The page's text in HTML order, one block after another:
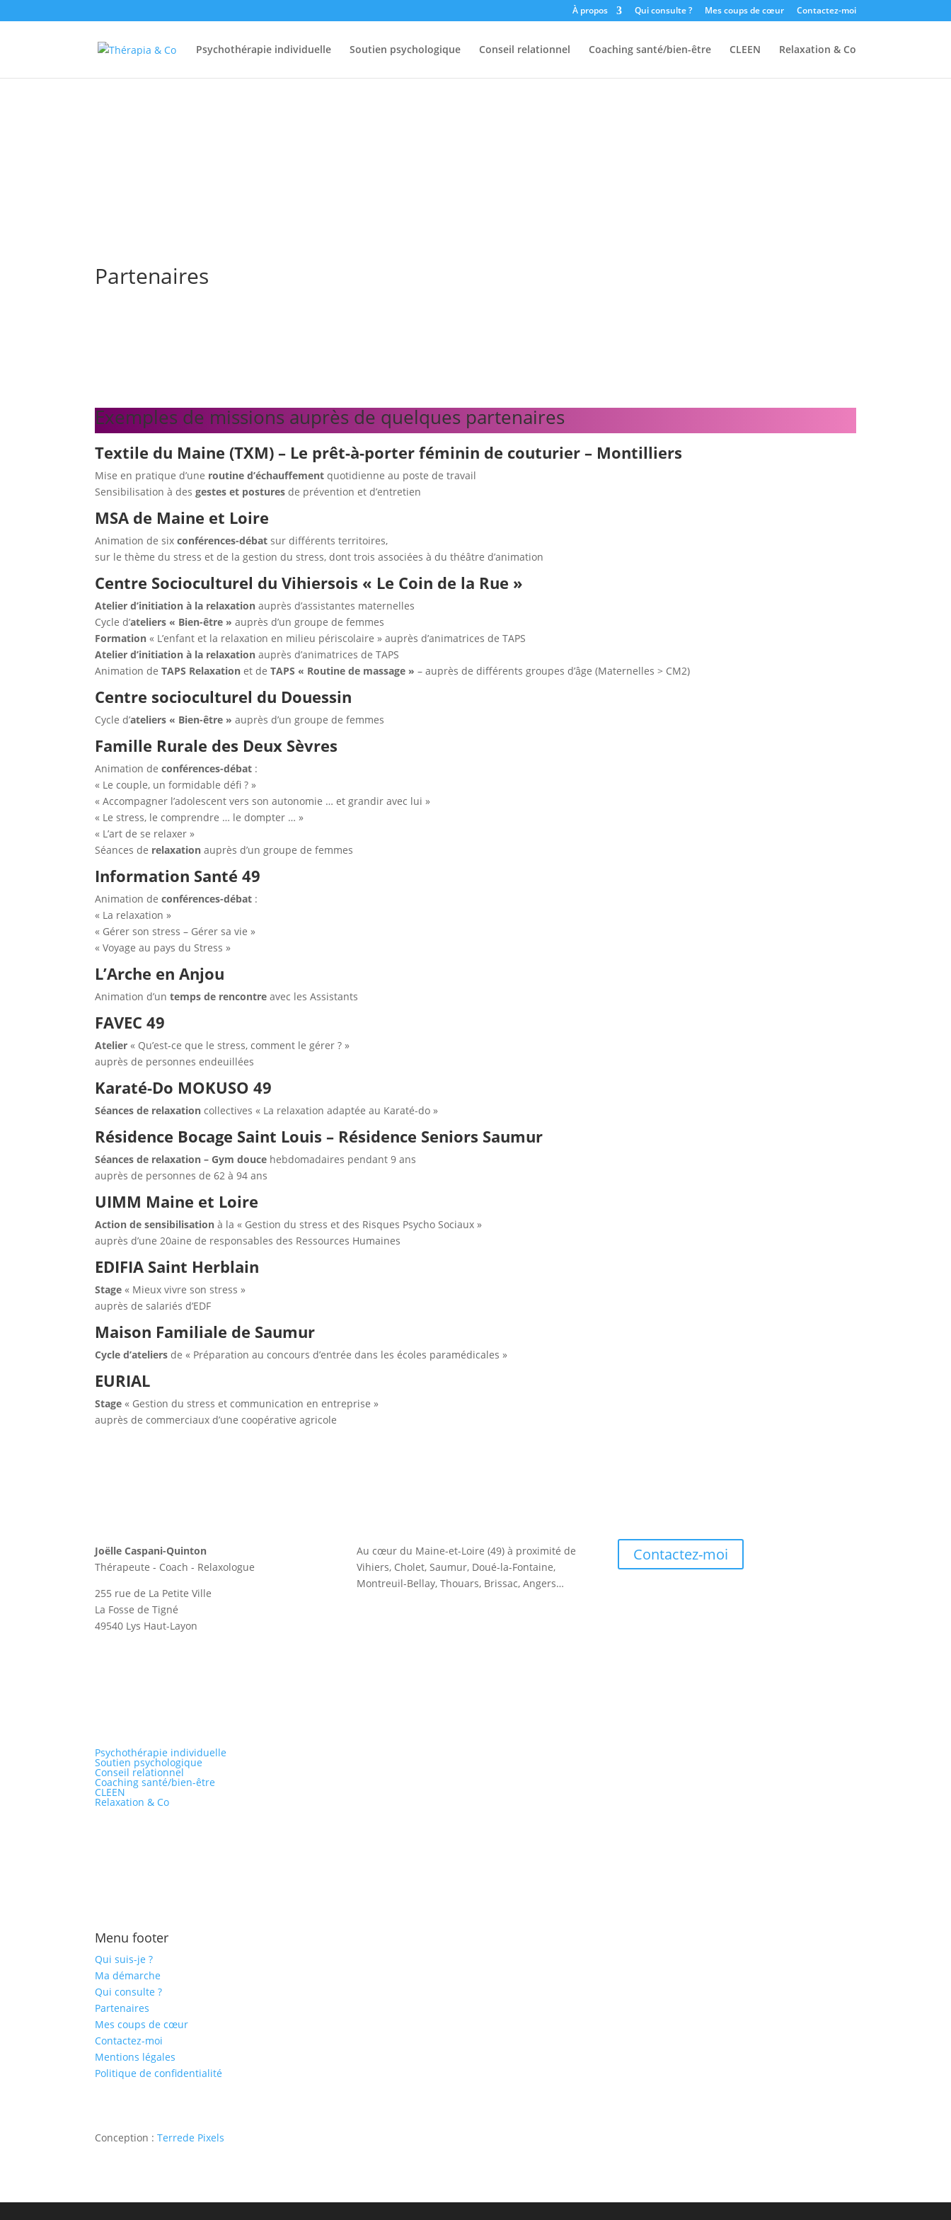
À propos Qui consulte ? Mes coups de cœur Contactez-moi
Psychothérapie individuelle Soutien psychologique Conseil relationnel Coaching santé/bien-être CLEEN Relaxation & Co
Partenaires
Exemples de missions auprès de quelques partenaires
Textile du Maine (TXM) – Le prêt-à-porter féminin de couturier – Montilliers
Mise en pratique d’une routine d’échauffement quotidienne au poste de travail
Sensibilisation à des gestes et postures de prévention et d’entretien
MSA de Maine et Loire
Animation de sixconférences-débat sur différents territoires,
sur le thème du stress et de la gestion du stress, dont trois associées à du théâtre d’animation
Centre Socioculturel du Vihiersois « Le Coin de la Rue »
Atelier d’initiation à la relaxation auprès d’assistantes maternelles
Cycle d’ateliers « Bien-être » auprès d’un groupe de femmes
Formation « L’enfant et la relaxation en milieu périscolaire » auprès d’animatrices de TAPS
Atelier d’initiation à la relaxation auprès d’animatrices de TAPS
Animation deTAPS Relaxation et deTAPS « Routine de massage » – auprès de différents groupes d’âge (Maternelles > CM2)
Centre socioculturel du Douessin
Cycle d’ateliers « Bien-être » auprès d’un groupe de femmes
Famille Rurale des Deux Sèvres
Animation deconférences-débat :
« Le couple, un formidable défi ? »
« Accompagner l’adolescent vers son autonomie … et grandir avec lui »
« Le stress, le comprendre … le dompter … »
« L’art de se relaxer »
Séances de relaxation auprès d’un groupe de femmes
Information Santé 49
Animation deconférences-débat :
« La relaxation »
« Gérer son stress – Gérer sa vie »
« Voyage au pays du Stress »
L’Arche en Anjou
Animation d’untemps de rencontre avec les Assistants
FAVEC 49
Atelier « Qu’est-ce que le stress, comment le gérer ? »
auprès de personnes endeuillées
Karaté-Do MOKUSO 49
Séances de relaxation collectives « La relaxation adaptée au Karaté-do »
Résidence Bocage Saint Louis – Résidence Seniors Saumur
Séances de relaxation – Gym douce hebdomadaires pendant 9 ans
auprès de personnes de 62 à 94 ans
UIMM Maine et Loire
Action de sensibilisation à la « Gestion du stress et des Risques Psycho Sociaux »
auprès d’une 20aine de responsables des Ressources Humaines
EDIFIA Saint Herblain
Stage « Mieux vivre son stress »
auprès de salariés d’EDF
Maison Familiale de Saumur
Cycle d’ateliers de « Préparation au concours d’entrée dans les écoles paramédicales »
EURIAL
Stage « Gestion du stress et communication en entreprise »
auprès de commerciaux d’une coopérative agricole
Joëlle Caspani-Quinton
Thérapeute - Coach - Relaxologue
255 rue de La Petite Ville
La Fosse de Tigné
49540 Lys Haut-Layon
Au cœur du Maine-et-Loire (49) à proximité de
Vihiers, Cholet, Saumur, Doué-la-Fontaine,
Montreuil-Bellay, Thouars, Brissac, Angers…
Contactez-moi
Psychothérapie individuelle
Soutien psychologique
Conseil relationnel
Coaching santé/bien-être
CLEEN
Relaxation & Co
Menu footer
Qui suis-je ?
Ma démarche
Qui consulte ?
Partenaires
Mes coups de cœur
Contactez-moi
Mentions légales
Politique de confidentialité
Conception :Terrede Pixels